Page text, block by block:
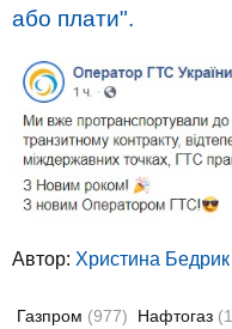
або плати".
Автор: Христина Бедрик
Газпром (977) Нафтогаз